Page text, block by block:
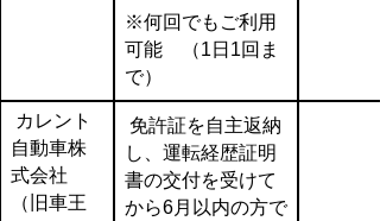
※何回でもご利用
可能 （1日1回ま
で）
カレント
自動車株
式会社
（旧車王
免許証を自主返納
し、運転経歴証明
書の交付を受けて
から6月以内の方で